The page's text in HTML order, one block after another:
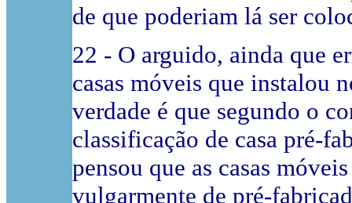
de que poderiam lá ser
22 - O arguido, ainda que
casas móveis que instalou
verdade é que segundo o
classificação de casa pré-
pensou que as casas
vulgarmente de pré-